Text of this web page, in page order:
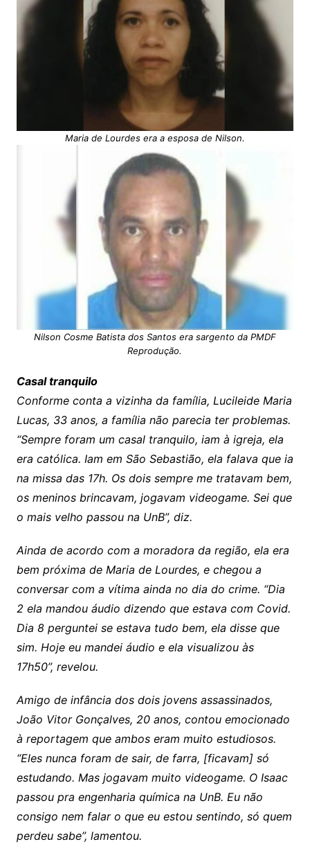
Maria de Lourdes era a esposa de Nilson.
Nilson Cosme Batista dos Santos era sargento da PMDF
Reprodução.
Casal tranquilo
Conforme conta a vizinha da família, Lucileide Maria
Lucas, 33 anos, a família não parecia ter problemas.
“Sempre foram um casal tranquilo, iam à igreja, ela
era católica. Iam em São Sebastião, ela falava que ia
na missa das 17h. Os dois sempre me tratavam bem,
os meninos brincavam, jogavam videogame. Sei que
o mais velho passou na UnB”, diz.
Ainda de acordo com a moradora da região, ela era
bem próxima de Maria de Lourdes, e chegou a
conversar com a vítima ainda no dia do crime. “Dia
2 ela mandou áudio dizendo que estava com Covid.
Dia 8 perguntei se estava tudo bem, ela disse que
sim. Hoje eu mandei áudio e ela visualizou às
17h50”, revelou.
Amigo de infância dos dois jovens assassinados,
João Vitor Gonçalves, 20 anos, contou emocionado
à reportagem que ambos eram muito estudiosos.
“Eles nunca foram de sair, de farra, [ficavam] só
estudando. Mas jogavam muito videogame. O Isaac
passou pra engenharia química na UnB. Eu não
consigo nem falar o que eu estou sentindo, só quem
perdeu sabe”, lamentou.